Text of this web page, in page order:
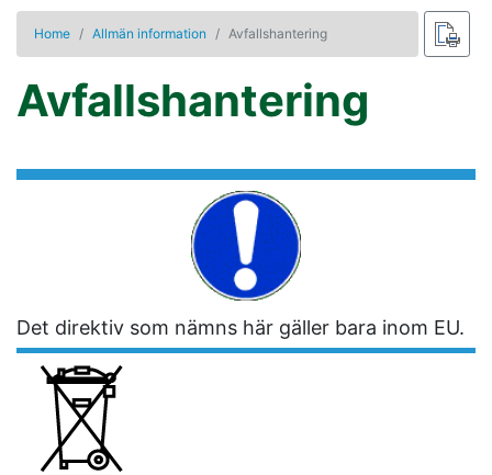
Home Allmän information Avfallshantering
Avfallshantering
Det direktiv som nämns här gäller bara inom EU.